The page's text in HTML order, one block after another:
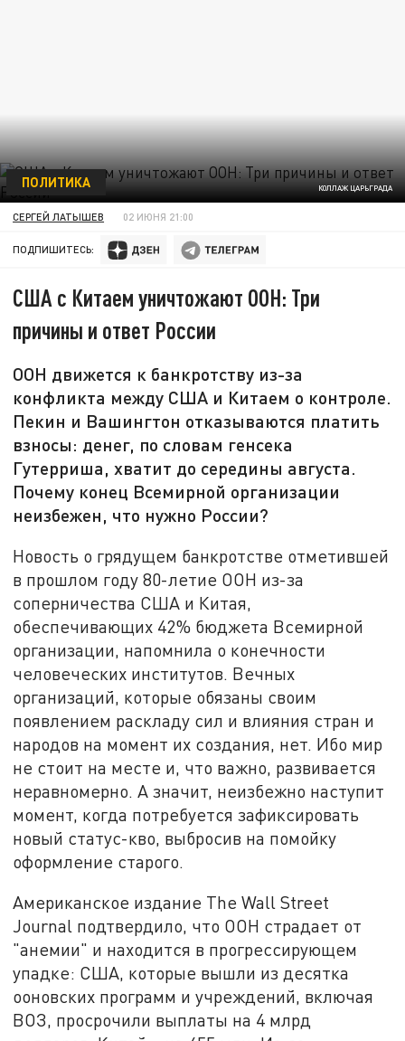
КОЛЛАЖ ЦАРЬГРАДА
ПОЛИТИКА
СЕРГЕЙ ЛАТЫШЕВ 02 ИЮНЯ 21:00
ПОДПИШИТЕСЬ:
США с Китаем уничтожают ООН: Три
причины и ответ России
ООН движется к банкротству из-за
конфликта между США и Китаем о контроле.
Пекин и Вашингтон отказываются платить
взносы: денег, по словам генсека
Гутерриша, хватит до середины августа.
Почему конец Всемирной организации
неизбежен, что нужно России?
Новость о грядущем банкротстве отметившей
в прошлом году 80-летие ООН из-за
соперничества США и Китая,
обеспечивающих 42% бюджета Всемирной
организации, напомнила о конечности
человеческих институтов. Вечных
организаций, которые обязаны своим
появлением раскладу сил и влияния стран и
народов на момент их создания, нет. Ибо мир
не стоит на месте и, что важно, развивается
неравномерно. А значит, неизбежно наступит
момент, когда потребуется зафиксировать
новый статус-кво, выбросив на помойку
оформление старого.
Американское издание The Wall Street
Journal подтвердило, что ООН страдает от
"анемии" и находится в прогрессирующем
упадке: США, которые вышли из десятка
ооновских программ и учреждений, включая
ВОЗ, просрочили выплаты на 4 млрд